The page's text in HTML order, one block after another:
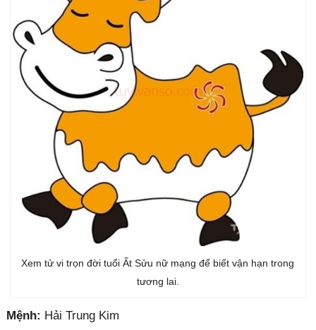
Xem tử vi trọn đời tuổi Ất Sửu nữ mạng để biết vận hạn trong
tương lai.
Mệnh: Hải Trung Kim